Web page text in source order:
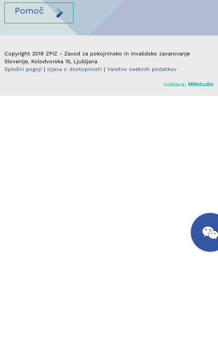
Pomoč
Copyright 2019 ZPIZ - Zavod za pokojninsko in invalidsko zavarovanje
Slovenije, Kolodvorska 15, Ljubljana
Splošni pogoji
Izjava o dostopnosti Varstvo osebnih podatkov
Izdelava: MMstudio